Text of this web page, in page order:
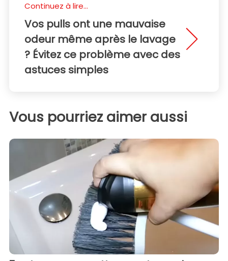
Continuez à lire...
Vos pulls ont une mauvaise
odeur même après le lavage
? Évitez ce problème avec des
astuces simples
Vous pourriez aimer aussi